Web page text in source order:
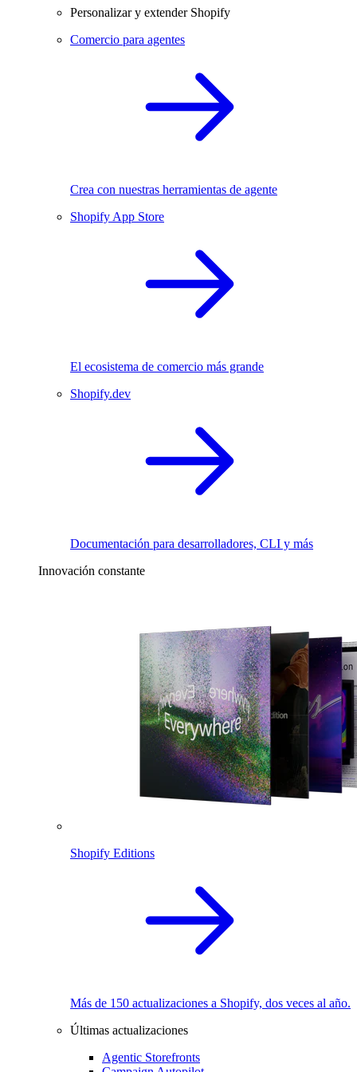
Personalizar y extender Shopify
Comercio para agentes
Crea con nuestras herramientas de agente
Shopify App Store
El ecosistema de comercio más grande
Shopify.dev
Documentación para desarrolladores, CLI y más
Innovación constante
Shopify Editions
Más de 150 actualizaciones a Shopify, dos veces al año.
Últimas actualizaciones
Agentic Storefronts